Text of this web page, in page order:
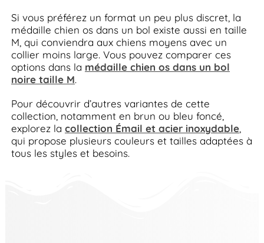
Si vous préférez un format un peu plus discret, la
médaille chien os dans un bol existe aussi en taille
M, qui conviendra aux chiens moyens avec un
collier moins large. Vous pouvez comparer ces
options dans la médaille chien os dans un bol
noire taille M.
Pour découvrir d’autres variantes de cette
collection, notamment en brun ou bleu foncé,
explorez la collection Émail et acier inoxydable,
qui propose plusieurs couleurs et tailles adaptées à
tous les styles et besoins.